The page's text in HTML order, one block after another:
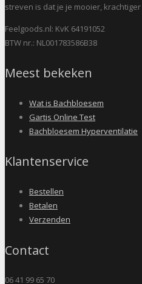
streven is dat je je mooier,
Feelgoods.nl: KvK 64191052
BTW nr.: NL001783586B38
Meest bekeken
Wat is Bachbloesem
Gartis Online Test
Bachbloesem Hyperventilatie
Klantenservice
Bestellen
Betalen
Verzenden
Contact
06 41 99 65 70